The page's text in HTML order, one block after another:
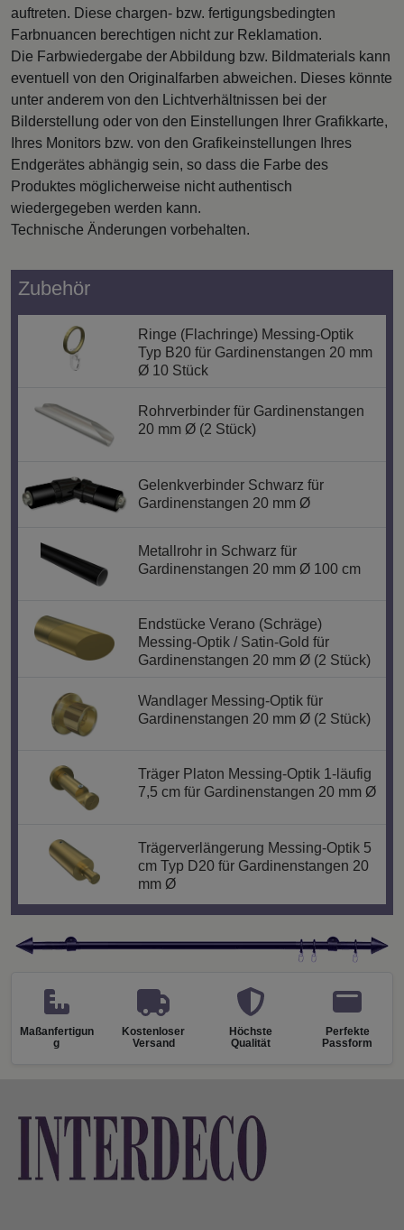
auftreten. Diese chargen- bzw. fertigungsbedingten
Farbnuancen berechtigen nicht zur Reklamation.
Die Farbwiedergabe der Abbildung bzw. Bildmaterials kann
eventuell von den Originalfarben abweichen. Dieses könnte
unter anderem von den Lichtverhältnissen bei der
Bilderstellung oder von den Einstellungen Ihrer Grafikkarte,
Ihres Monitors bzw. von den Grafikeinstellungen Ihres
Endgerätes abhängig sein, so dass die Farbe des
Produktes möglicherweise nicht authentisch
wiedergegeben werden kann.
Technische Änderungen vorbehalten.
Zubehör
Ringe (Flachringe) Messing-Optik
Typ B20 für Gardinenstangen 20 mm
Ø 10 Stück
Rohrverbinder für Gardinenstangen
20 mm Ø (2 Stück)
Gelenkverbinder Schwarz für
Gardinenstangen 20 mm Ø
Metallrohr in Schwarz für
Gardinenstangen 20 mm Ø 100 cm
Endstücke Verano (Schräge)
Messing-Optik / Satin-Gold für
Gardinenstangen 20 mm Ø (2 Stück)
Wandlager Messing-Optik für
Gardinenstangen 20 mm Ø (2 Stück)
Träger Platon Messing-Optik 1-läufig
7,5 cm für Gardinenstangen 20 mm Ø
Trägerverlängerung Messing-Optik 5
cm Typ D20 für Gardinenstangen 20
mm Ø
Maßanfertigun
g
Kostenloser
Versand
Höchste
Qualität
Perfekte
Passform